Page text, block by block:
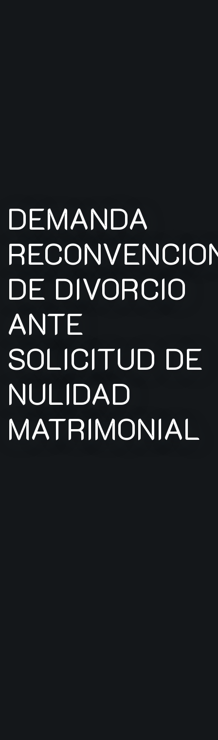
DEMANDA
DE DIVORCIO
ANTE
SOLICITUD DE
NULIDAD
MATRIMONIAL